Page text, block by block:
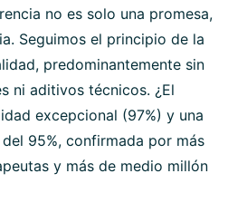
no es solo una promesa,
Seguimos el principio de la
predominantemente sin
ni aditivos técnicos. ¿El
excepcional (97%) y una
95%, confirmada por más
y más de medio millón